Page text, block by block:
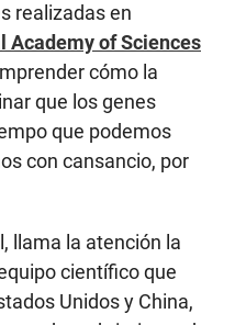
realizadas en
Academy of Sciences
cómo la
que los genes
que podemos
con cansancio, por
llama la atención la
científico que
Unidos y China,